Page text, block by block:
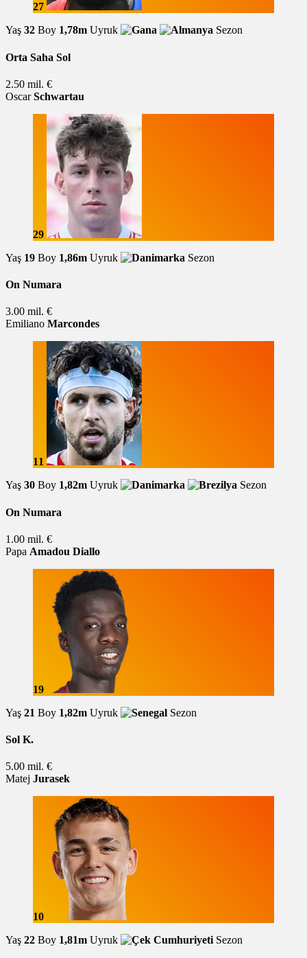
27
Yaş 32 Boy 1,78m Uyruk Sezon
Orta Saha Sol
2.50 mil. €
Oscar Schwartau
29
Yaş 19 Boy 1,86m Uyruk Sezon
On Numara
3.00 mil. €
Emiliano Marcondes
11
Yaş 30 Boy 1,82m Uyruk Sezon
On Numara
1.00 mil. €
Papa Amadou Diallo
19
Yaş 21 Boy 1,82m Uyruk Sezon
Sol K.
5.00 mil. €
Matej Jurasek
10
Yaş 22 Boy 1,81m Uyruk Sezon